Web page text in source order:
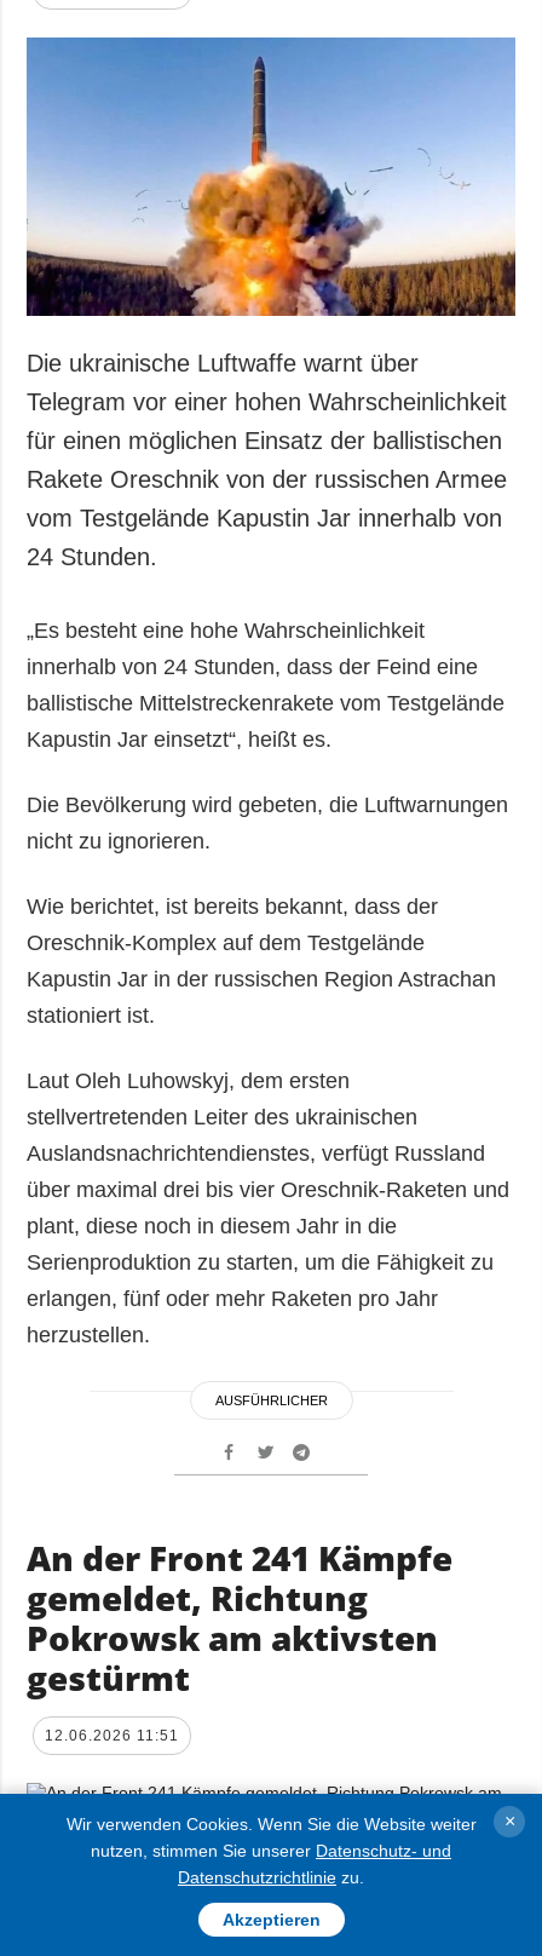
Die ukrainische Luftwaffe warnt über
Telegram vor einer hohen Wahrscheinlichkeit
für einen möglichen Einsatz der ballistischen
Rakete Oreschnik von der russischen Armee
vom Testgelände Kapustin Jar innerhalb von
24 Stunden.
„Es besteht eine hohe Wahrscheinlichkeit
innerhalb von 24 Stunden, dass der Feind eine
ballistische Mittelstreckenrakete vom Testgelände
Kapustin Jar einsetzt“, heißt es.
Die Bevölkerung wird gebeten, die Luftwarnungen
nicht zu ignorieren.
Wie berichtet, ist bereits bekannt, dass der
Oreschnik-Komplex auf dem Testgelände
Kapustin Jar in der russischen Region Astrachan
stationiert ist.
Laut Oleh Luhowskyj, dem ersten
stellvertretenden Leiter des ukrainischen
Auslandsnachrichtendienstes, verfügt Russland
über maximal drei bis vier Oreschnik-Raketen und
plant, diese noch in diesem Jahr in die
Serienproduktion zu starten, um die Fähigkeit zu
erlangen, fünf oder mehr Raketen pro Jahr
herzustellen.
AUSFÜHRLICHER
An der Front 241 Kämpfe
gemeldet, Richtung
Pokrowsk am aktivsten
gestürmt
12.06.2026 11:51
An der Front kam es am vergangenen Tag,
dem 11. Juni, zu 241 Gefechten zwischen
Wir verwenden Cookies. Wenn Sie die Website weiter
nutzen, stimmen Sie unserer Datenschutz- und
Datenschutzrichtlinie zu.
Akzeptieren
×